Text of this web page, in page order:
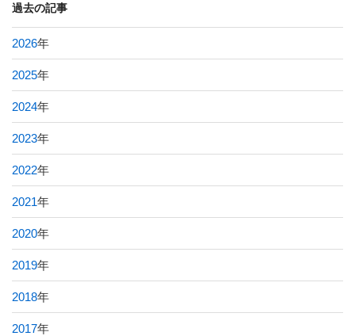
過去の記事
2026年
2025年
2024年
2023年
2022年
2021年
2020年
2019年
2018年
2017年